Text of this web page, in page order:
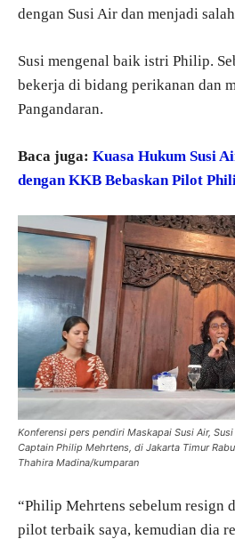
dengan Susi Air dan menjadi
Susi mengenal baik istri Philip.
bekerja di bidang perikanan dan
Pangandaran.
Baca juga: Kuasa Hukum Susi
dengan KKB Bebaskan Pilot
Konferensi pers pendiri Maskapai Susi Air,
Captain Philip Mehrtens, di Jakarta Timur
Thahira Madina/kumparan
“Philip Mehrtens sebelum resign
pilot terbaik saya, kemudian dia